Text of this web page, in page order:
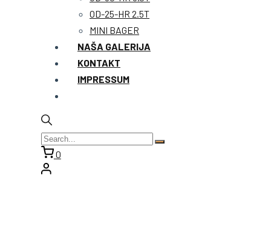
OD-25-HR 2.5T
MINI BAGER
NAŠA GALERIJA
KONTAKT
IMPRESSUM
0